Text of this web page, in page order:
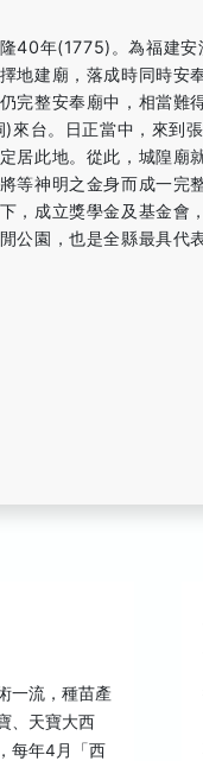
40年(1775)。為福建
地建廟，落成時同時安
完整安奉廟中，相當
來台。日正當中，來到
居此地。從此，城隍廟
等神明之金身而成一完
，成立獎學金及基金會
公園，也是全縣最具代
一流，種苗產
、天寶大西
每年4月「西